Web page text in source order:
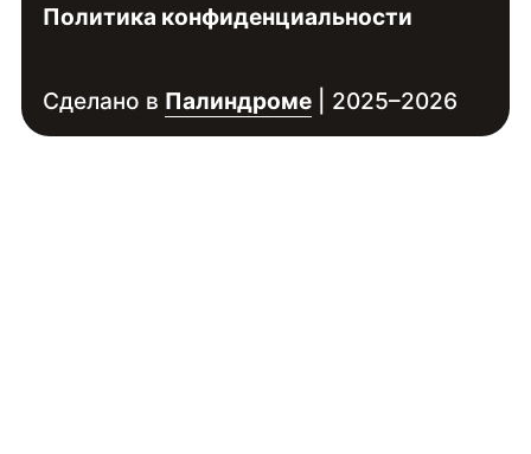
Политика конфиденциальности
Сделано в Палиндроме| 2025–2026